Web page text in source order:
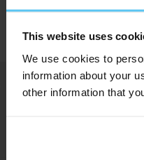
This website uses
We use cookies to
information about your
other information that